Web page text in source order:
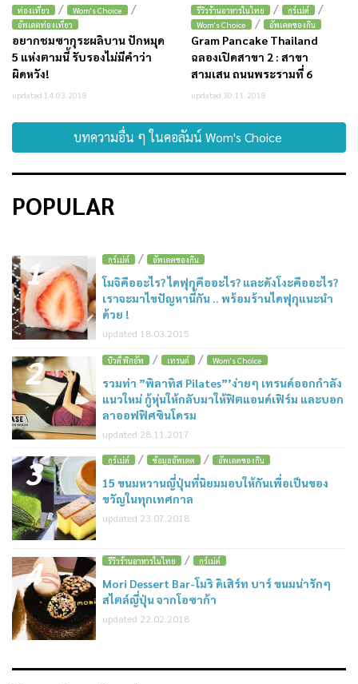
ท่องเที่ยว / Wom's Choice /
อัพเดตท่องเที่ยว
อยากชมซากุระผลิบาน ปักหมุด
5 แห่งตามนี้ รับรองไม่มีคำว่า
ผิดหวัง!
updated 14.03.2018
รีวิวร้านอาหารในไทย / กูร์เม่ต์ /
Wom's Choice / อัพเดตของกิน
Gram Pancake Thailand
ฉลองเปิดสาขา 2 : สาขา
สามเสน ถนนพระรามที่ 6
updated 30.11.2018
บทความอื่น ๆ ในคอลัมน์ Wom's Choice
POPULAR
1 กูร์เม่ต์ / อัพเดตของกิน
โมจิคืออะไร? ไดฟุกุคืออะไร? และดังโงะคืออะไร?
เราจะมาไขปัญหานี้กัน .. พร้อมร้านไดฟุกุแนะนำ
ด้วย !
updated 18.03.2015
2 บิวตี้ พิกอัพ / เทรนด์ / Wom's Choice
รวมท่า ”พิลาทิส Pilates”’ง่ายๆ เทรนด์ออกกำลัง
แนวใหม่ กู้หุ่นให้กลับมาให้ฟิตแอนด์เฟิร์ม และบอก
ลาออฟฟิศซินโดรม
updated 28.11.2017
3 กูร์เม่ต์ / ข้อมูลอัพเดต / อัพเดตของกิน
15 ขนมหวานญี่ปุ่นที่นิยมมอบให้กันเพื่อเป็นของ
ขวัญในทุกเทศกาล
updated 23.07.2018
4 รีวิวร้านอาหารในไทย / กูร์เม่ต์
Mori Dessert Bar-โมริ ดิเสิร์ท บาร์ ขนมน่ารักๆ
สไตล์ญี่ปุ่น จากโอซาก้า
updated 22.02.2018